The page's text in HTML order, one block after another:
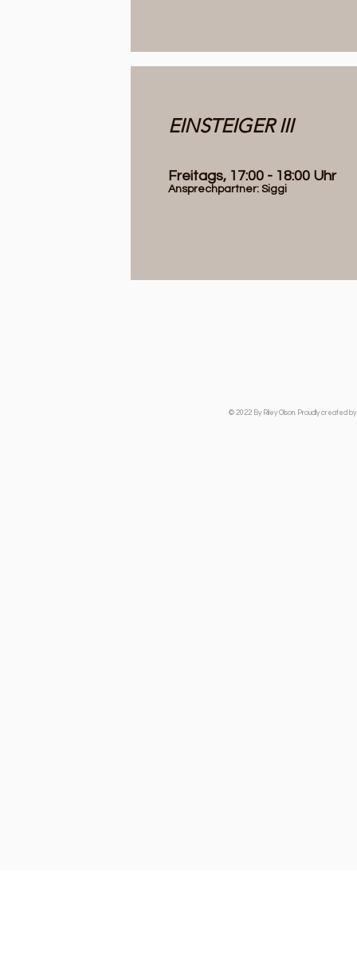
EINSTEIGER III
Freitags, 17:00 - 18:00 Uhr
Ansprechpartner: Siggi
© 2022 By Riley Olson. Proudly created